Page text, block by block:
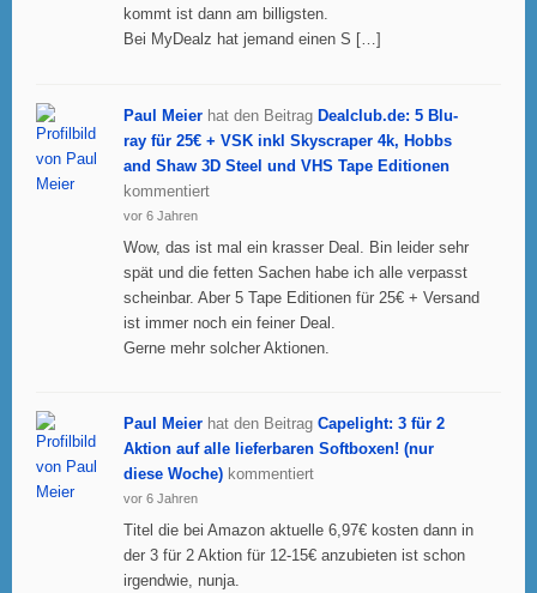
kommt ist dann am billigsten.
Bei MyDealz hat jemand einen S […]
Paul Meier hat den Beitrag Dealclub.de: 5 Blu-
ray für 25€ + VSK inkl Skyscraper 4k, Hobbs
and Shaw 3D Steel und VHS Tape Editionen
kommentiert
vor 6 Jahren
Wow, das ist mal ein krasser Deal. Bin leider sehr
spät und die fetten Sachen habe ich alle verpasst
scheinbar. Aber 5 Tape Editionen für 25€ + Versand
ist immer noch ein feiner Deal.
Gerne mehr solcher Aktionen.
Paul Meier hat den Beitrag Capelight: 3 für 2
Aktion auf alle lieferbaren Softboxen! (nur
diese Woche) kommentiert
vor 6 Jahren
Titel die bei Amazon aktuelle 6,97€ kosten dann in
der 3 für 2 Aktion für 12-15€ anzubieten ist schon
irgendwie, nunja.